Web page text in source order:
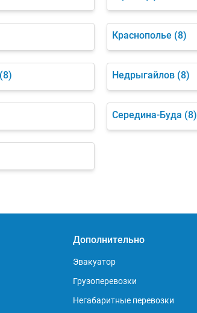
Краснополье (8)
(8) Недрыгайлов (8)
Середина-Буда (8)
Дополнительно
Эвакуатор
Грузоперевозки
Негабаритные перевозки